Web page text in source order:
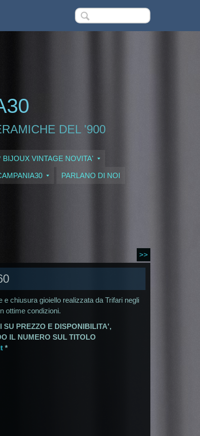
DEL '900
BIJOUX VINTAGE NOVITA'
PARLANO DI NOI
>>
e chiusura gioiello realizzata da Trifari negli
ottime condizioni.
SU PREZZO E DISPONIBILITA',
IL NUMERO SUL TITOLO
*